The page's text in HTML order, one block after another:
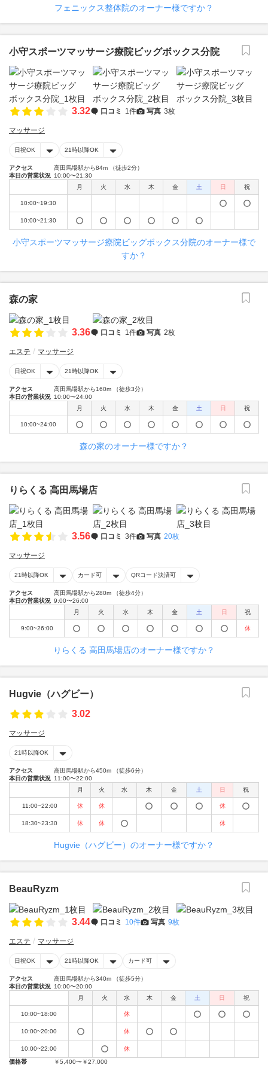
フェニックス整体院のオーナー様ですか？
小守スポーツマッサージ療院ビッグボックス分院
3.32 口コミ 1件 写真 3枚
マッサージ
日祝OK 21時以降OK
アクセス
高田馬場駅から84m （徒歩2分）
本日の営業状況 10:00〜21:30
月
火 水 木 金 土 日 祝
10:00~19:30
10:00~21:30
小守スポーツマッサージ療院ビッグボックス分院のオーナー様で
すか？
森の家
3.36 口コミ 1件 写真 2枚
エステ マッサージ
日祝OK 21時以降OK
アクセス
高田馬場駅から160m （徒歩3分）
本日の営業状況 10:00〜24:00
月
火 水 木 金 土 日 祝
10:00~24:00
森の家のオーナー様ですか？
りらくる 高田馬場店
3.56 口コミ 3件 写真 20枚
マッサージ
21時以降OK カード可 QRコード決済可
アクセス
高田馬場駅から280m （徒歩4分）
本日の営業状況 9:00〜26:00
月
火 水 木 金 土 日 祝
9:00~26:00 休
りらくる 高田馬場店のオーナー様ですか？
Hugvie（ハグビー）
3.02
マッサージ
21時以降OK
アクセス
高田馬場駅から450m （徒歩6分）
本日の営業状況 11:00〜22:00
月
火 水 木 金 土 日 祝
11:00~22:00 休 休 休
18:30~23:30 休 休 休
Hugvie（ハグビー）のオーナー様ですか？
BeauRyzm
3.44 口コミ 10件 写真 9枚
エステ マッサージ
日祝OK 21時以降OK カード可
アクセス
高田馬場駅から340m （徒歩5分）
本日の営業状況 10:00〜20:00
月
火 水 木 金 土 日 祝
10:00~18:00 休
10:00~20:00 休
10:00~22:00
休
価格帯
￥5,400〜￥27,000